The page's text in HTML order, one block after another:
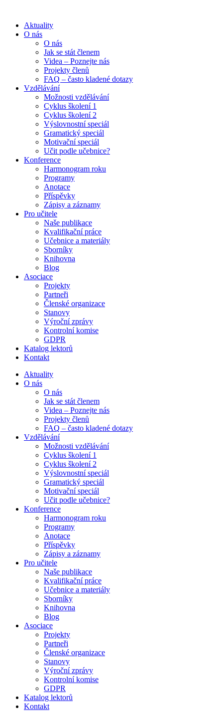
Aktuality
O nás
O nás
Jak se stát členem
Videa – Poznejte nás
Projekty členů
FAQ – často kladené dotazy
Vzdělávání
Možnosti vzdělávání
Cyklus školení 1
Cyklus školení 2
Výslovnostní speciál
Gramatický speciál
Motivační speciál
Učit podle učebnice?
Konference
Harmonogram roku
Programy
Anotace
Příspěvky
Zápisy a záznamy
Pro učitele
Naše publikace
Kvalifikační práce
Učebnice a materiály
Sborníky
Knihovna
Blog
Asociace
Projekty
Partneři
Členské organizace
Stanovy
Výroční zprávy
Kontrolní komise
GDPR
Katalog lektorů
Kontakt
Aktuality
O nás
O nás
Jak se stát členem
Videa – Poznejte nás
Projekty členů
FAQ – často kladené dotazy
Vzdělávání
Možnosti vzdělávání
Cyklus školení 1
Cyklus školení 2
Výslovnostní speciál
Gramatický speciál
Motivační speciál
Učit podle učebnice?
Konference
Harmonogram roku
Programy
Anotace
Příspěvky
Zápisy a záznamy
Pro učitele
Naše publikace
Kvalifikační práce
Učebnice a materiály
Sborníky
Knihovna
Blog
Asociace
Projekty
Partneři
Členské organizace
Stanovy
Výroční zprávy
Kontrolní komise
GDPR
Katalog lektorů
Kontakt